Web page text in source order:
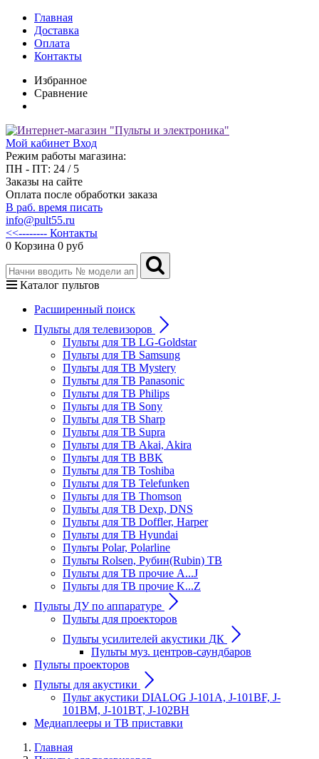
Главная
Доставка
Оплата
Контакты
Избранное
Сравнение
Мой кабинет Вход
Режим работы магазина:
ПН - ПТ: 24 / 5
Заказы на сайте
Оплата после обработки заказа
В раб. время писать
info@pult55.ru
<<-------- Контакты
0 Корзина 0 руб
Каталог пультов
Расширенный поиск
Пульты для телевизоров
Пульты для ТВ LG-Goldstar
Пульты для ТВ Samsung
Пульты для ТВ Mystery
Пульты для ТВ Panasonic
Пульты для ТВ Philips
Пульты для ТВ Sony
Пульты для ТВ Sharp
Пульты для ТВ Supra
Пульты для ТВ Akai, Akira
Пульты для ТВ BBK
Пульты для ТВ Toshiba
Пульты для ТВ Telefunken
Пульты для ТВ Thomson
Пульты для ТВ Dexp, DNS
Пульты для ТВ Doffler, Harper
Пульты для ТВ Hyundai
Пульты Polar, Polarline
Пульты Rolsen, Рубин(Rubin) ТВ
Пульты для ТВ прочие A...J
Пульты для ТВ прочие K...Z
Пульты ДУ по аппаратуре
Пульты для проекторов
Пульты усилителей акустики ДК
Пульты муз. центров-саундбаров
Пульты проекторов
Пульты для акустики
Пульт акустики DIALOG J-101A, J-101BF, J-
101BM, J-101BT, J-102BH
Медиаплееры и ТВ приставки
Главная